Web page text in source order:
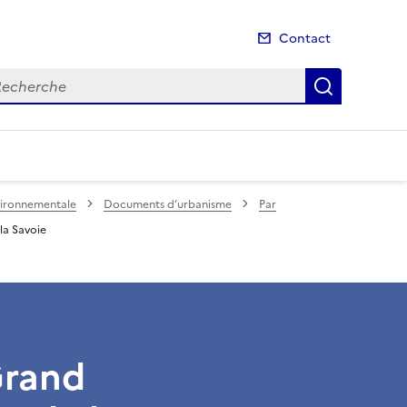
Contact
Documents d’urbanisme
Par
Savoie